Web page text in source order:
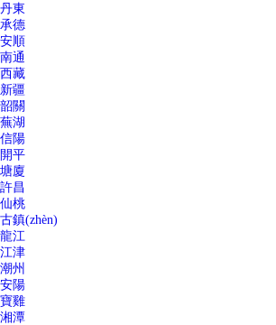
丹東
承德
安順
南通
西藏
新疆
韶關
蕪湖
信陽
開平
塘廈
許昌
仙桃
古鎮(zhèn)
龍江
江津
潮州
安陽
寶雞
湘潭